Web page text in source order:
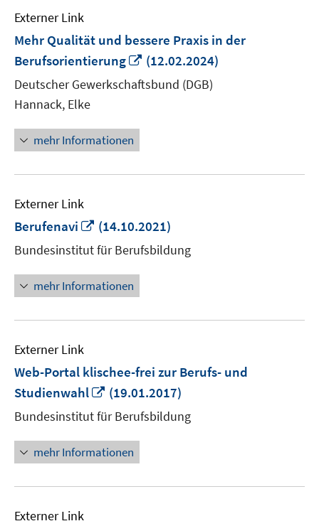
Externer Link
Mehr Qualität und bessere Praxis in der
Berufsorientierung
In
neuem
Fenster
(12.02.2024)
Deutscher Gewerkschaftsbund (DGB)
Hannack, Elke
mehr Informationen
Externer Link
Berufenavi
In
neuem
Fenster
öffnen
(14.10.2021)
Bundesinstitut für Berufsbildung
mehr Informationen
Externer Link
Web-Portal klischee-frei zur Berufs- und
Studienwahl
In
neuem
Fenster
öffnen
(19.01.2017)
Bundesinstitut für Berufsbildung
mehr Informationen
Externer Link